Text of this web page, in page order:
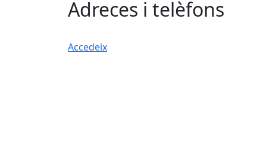
Adreces i telèfons
Accedeix